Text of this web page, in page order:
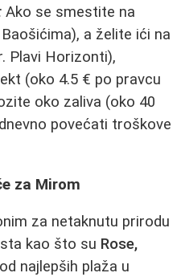
Ako se smestite na
a želite ići na
Plavi Horizonti),
(oko 4.5 € po pravcu
oko zaliva (oko 40
povećati troškove
za Mirom
za netaknutu prirodu
kao što su Rose,
najlepših plaža u